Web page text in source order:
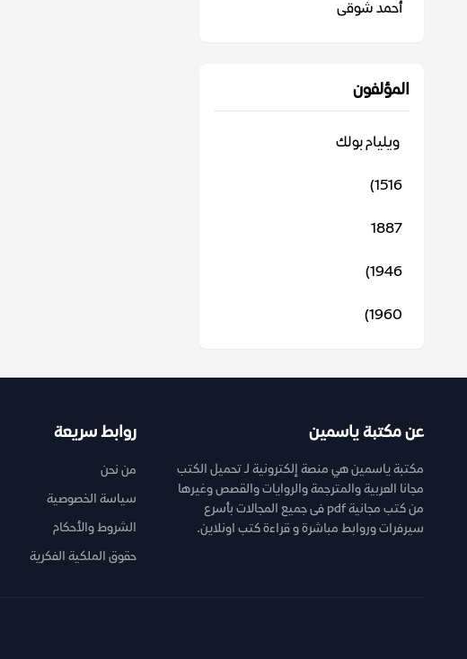
أحمد شوقى
المؤلفون
‬ ويليام بولك
1516)
1887
1946)
1960)
عن مكتبة ياسمين
مكتبة ياسمين هي منصة إلكترونية لـ تحميل الكتب
مجانا العربية والمترجمة والروايات والقصص وغيرها
من كتب مجانية pdf فى جميع المجالات بأسرع
سيرفرات وروابط مباشرة و قراءة كتب اونلاين.
روابط سريعة
من نحن
سياسة الخصوصية
الشروط والأحكام
حقوق الملكية الفكرية